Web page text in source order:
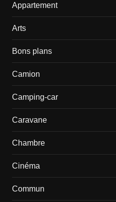
Appartement
Arts
Bons plans
Camion
Camping-car
Caravane
Chambre
Cinéma
Commun